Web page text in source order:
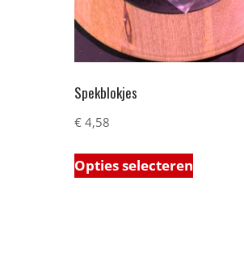
Spekblokjes
€ 4,58
Opties selecteren